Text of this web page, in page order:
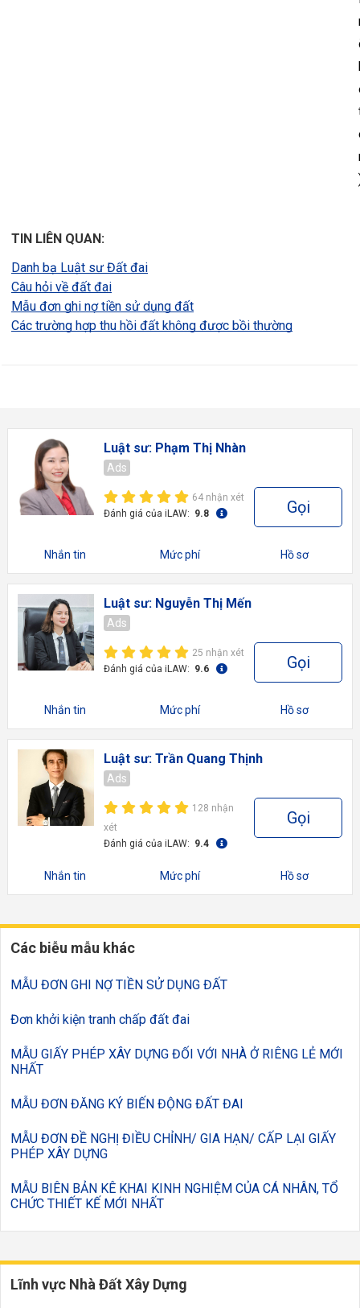
TIN LIÊN QUAN:
Danh bạ Luật sư Đất đai
Câu hỏi về đất đai
Mẫu đơn ghi nợ tiền sử dụng đất
Các trường hợp thu hồi đất không được bồi thường
Luật sư: Phạm Thị Nhàn
Ads
64 nhận xét
Đánh giá của iLAW: 9.8 Gọi
Nhắn tin Mức phí Hồ sơ
Luật sư: Nguyễn Thị Mến
Ads
25 nhận xét
Đánh giá của iLAW: 9.6 Gọi
Nhắn tin Mức phí Hồ sơ
Luật sư: Trần Quang Thịnh
Ads
128 nhận
xét
Đánh giá của iLAW: 9.4
Gọi
Nhắn tin Mức phí Hồ sơ
Các biễu mẫu khác
MẪU ĐƠN GHI NỢ TIỀN SỬ DỤNG ĐẤT
Đơn khởi kiện tranh chấp đất đai
MẪU GIẤY PHÉP XÂY DỰNG ĐỐI VỚI NHÀ Ở RIÊNG LẺ MỚI
NHẤT
MẪU ĐƠN ĐĂNG KÝ BIẾN ĐỘNG ĐẤT ĐAI
MẪU ĐƠN ĐỀ NGHỊ ĐIỀU CHỈNH/ GIA HẠN/ CẤP LẠI GIẤY
PHÉP XÂY DỰNG
MẪU BIÊN BẢN KÊ KHAI KINH NGHIỆM CỦA CÁ NHÂN, TỔ
CHỨC THIẾT KẾ MỚI NHẤT
Lĩnh vực Nhà Đất Xây Dựng